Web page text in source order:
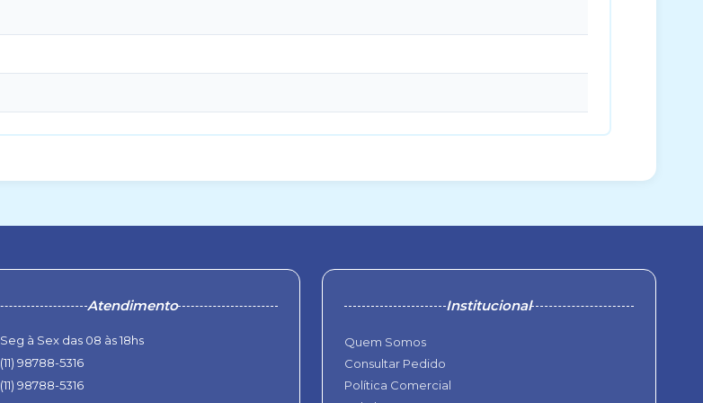
Atendimento
Seg à Sex das 08 às 18hs
(11) 98788-5316
(11) 98788-5316
Institucional
Quem Somos
Consultar Pedido
Política Comercial